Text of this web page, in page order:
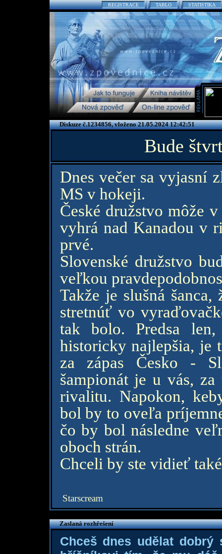
REGISTRACE TABLO STATISTIKA
Diskuze č.1234856, vloženo 21.05.2024 12:42:51
Bude
Dnes večer sa vyjasní
MS v hokeji.
České družstvo môže
vyhrá nad Kanadou v
prvé.
Slovenské družstvo
veľkou
Takže je slušná
stretnúť vo
tak bolo. Predsa len,
historicky najlepšia, je
za zápas Česko -
šampionát je u vás,
rivalitu. Napokon,
bol by to oveľa
čo by bol následne
oboch strán.
Chceli by ste vidieť
Starscream
Zaslaná rozhřešení
Chceš dnes udělat dobrý